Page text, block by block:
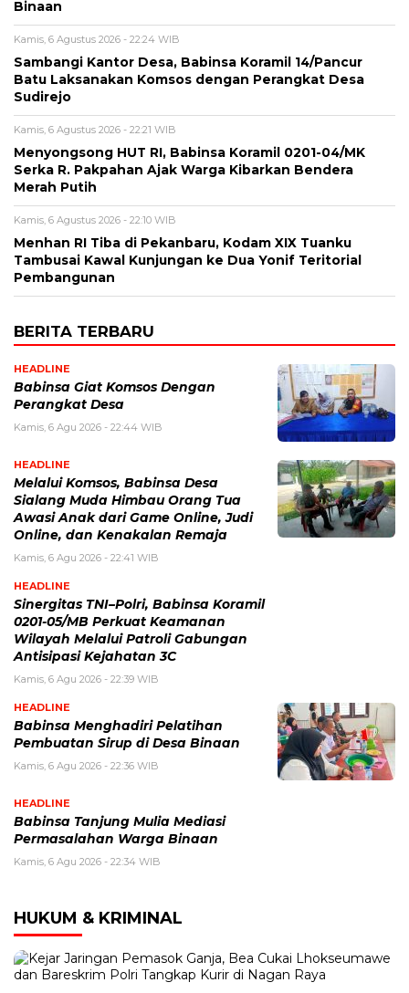
Binaan
Kamis, 6 Agustus 2026 - 22:24 WIB
Sambangi Kantor Desa, Babinsa Koramil 14/Pancur
Batu Laksanakan Komsos dengan Perangkat Desa
Sudirejo
Kamis, 6 Agustus 2026 - 22:21 WIB
Menyongsong HUT RI, Babinsa Koramil 0201-04/MK
Serka R. Pakpahan Ajak Warga Kibarkan Bendera
Merah Putih
Kamis, 6 Agustus 2026 - 22:10 WIB
Menhan RI Tiba di Pekanbaru, Kodam XIX Tuanku
Tambusai Kawal Kunjungan ke Dua Yonif Teritorial
Pembangunan
BERITA TERBARU
HEADLINE
Babinsa Giat Komsos Dengan
Perangkat Desa
Kamis, 6 Agu 2026 - 22:44 WIB
HEADLINE
Melalui Komsos, Babinsa Desa
Sialang Muda Himbau Orang Tua
Awasi Anak dari Game Online, Judi
Online, dan Kenakalan Remaja
Kamis, 6 Agu 2026 - 22:41 WIB
HEADLINE
Sinergitas TNI–Polri, Babinsa Koramil
0201-05/MB Perkuat Keamanan
Wilayah Melalui Patroli Gabungan
Antisipasi Kejahatan 3C
Kamis, 6 Agu 2026 - 22:39 WIB
HEADLINE
Babinsa Menghadiri Pelatihan
Pembuatan Sirup di Desa Binaan
Kamis, 6 Agu 2026 - 22:36 WIB
HEADLINE
Babinsa Tanjung Mulia Mediasi
Permasalahan Warga Binaan
Kamis, 6 Agu 2026 - 22:34 WIB
HUKUM & KRIMINAL